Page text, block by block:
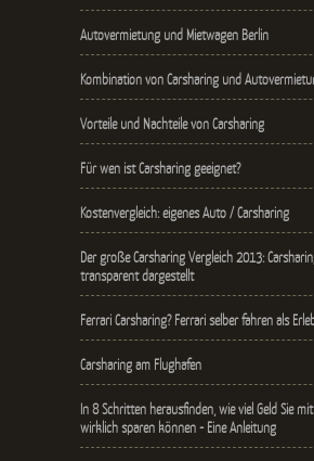
Autovermietung und Mietwagen Berlin
Kombination von Carsharing und
Vorteile und Nachteile von Carsharing
Für wen ist Carsharing geeignet?
Kostenvergleich: eigenes Auto / Carsharing
Der große Carsharing Vergleich 2013:
transparent dargestellt
Ferrari Carsharing? Ferrari selber fahren als
Carsharing am Flughafen
In 8 Schritten herausfinden, wie viel Geld Sie
wirklich sparen können - Eine Anleitung